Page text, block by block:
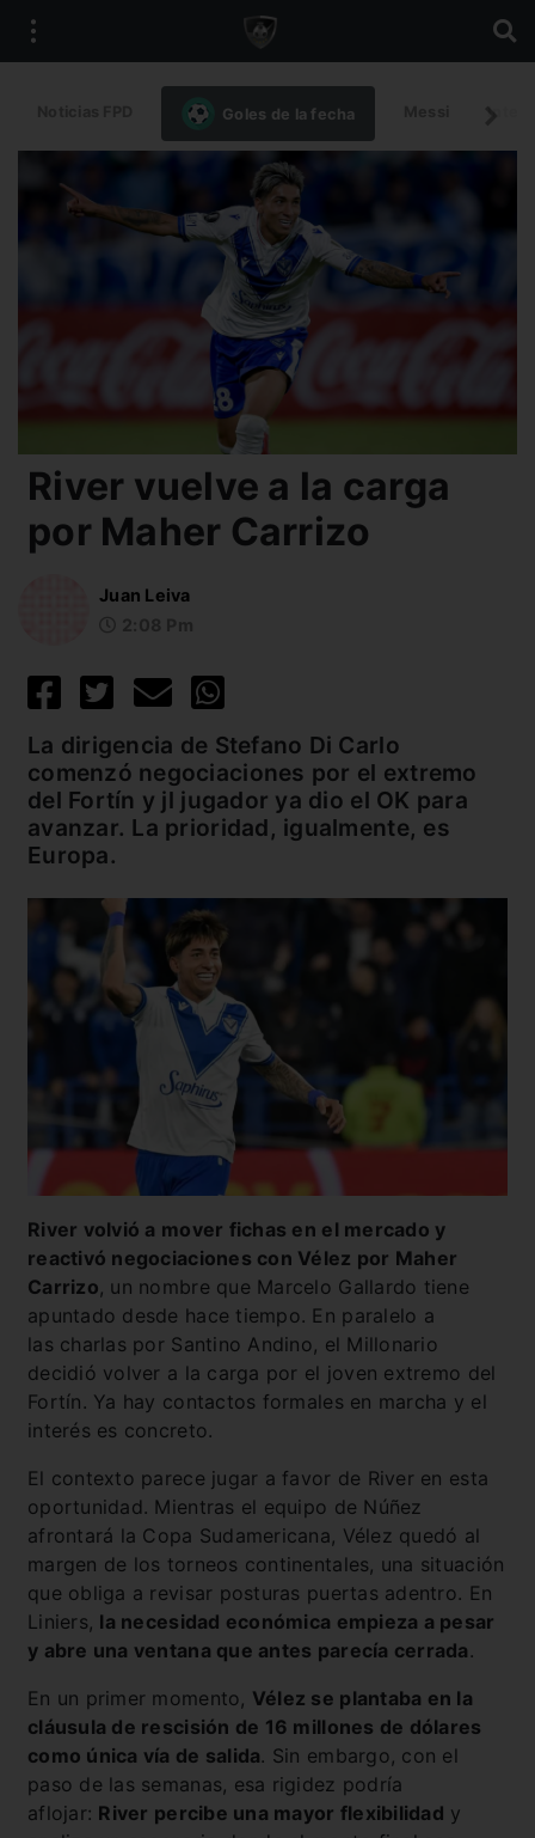
Goles de la fecha
River vuelve a la carga
por Maher Carrizo
Juan Leiva
La dirigencia de Stefano Di Carlo
comenzó negociaciones por el extremo
del Fortín y jl jugador ya dio el OK para
avanzar. La prioridad, igualmente, es
Europa.
River volvió a mover fichas en el mercado y
reactivó negociaciones con Vélez por Maher
Carrizo, un nombre que Marcelo Gallardo tiene
apuntado desde hace tiempo. En paralelo a
las charlas por Santino Andino, el Millonario
decidió volver a la carga por el joven extremo del
Fortín. Ya hay contactos formales en marcha y el
interés es concreto.
El contexto parece jugar a favor de River en esta
oportunidad. Mientras el equipo de Núñez
afrontará la Copa Sudamericana, Vélez quedó al
margen de los torneos continentales, una situación
que obliga a revisar posturas puertas adentro. En
Liniers, la necesidad económica empieza a pesar
y abre una ventana que antes parecía cerrada .
En un primer momento, Vélez se plantaba en la
cláusula de rescisión de 16 millones de dólares
como única vía de salida. Sin embargo, con el
paso de las semanas, esa rigidez podría
aflojar: River percibe una mayor flexibilidad y